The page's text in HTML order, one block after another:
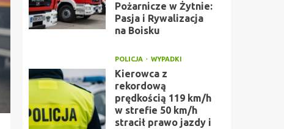
Pożarnicze w Żytnie:
Pasja i Rywalizacja
na Boisku
POLICJA WYPADKI
Kierowca z
rekordową
prędkością 119 km/h
w strefie 50 km/h
stracił prawo jazdy i